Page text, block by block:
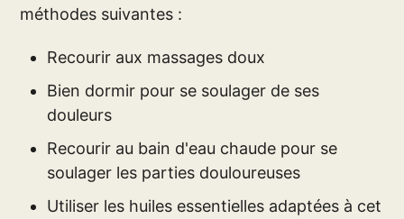
méthodes suivantes :
Recourir aux massages doux
Bien dormir pour se soulager de ses
douleurs
Recourir au bain d'eau chaude pour se
soulager les parties douloureuses
Utiliser les huiles essentielles adaptées à cet